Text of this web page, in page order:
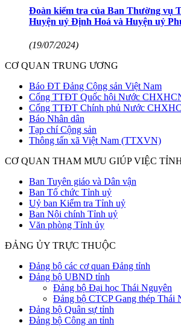
Đoàn kiểm tra của Ban Thường vụ
Huyện uỷ Định Hoá và Huyện uỷ
(19/07/2024)
CƠ QUAN TRUNG ƯƠNG
Báo ĐT Đảng Cộng sản Việt Nam
Cổng TTĐT Quốc hội Nước
Cổng TTĐT Chính phủ Nước
Báo Nhân dân
Tạp chí Cộng sản
Thông tấn xã Việt Nam (TTXVN)
CƠ QUAN THAM MƯU GIÚP VIỆC
Ban Tuyên giáo và Dân vận
Ban Tổ chức Tỉnh uỷ
Uỷ ban Kiểm tra Tỉnh uỷ
Ban Nội chính Tỉnh uỷ
Văn phòng Tỉnh ủy
ĐẢNG ỦY TRỰC THUỘC
Đảng bộ các cơ quan Đảng tỉnh
Đảng bộ UBND tỉnh
Đảng bộ Đại học Thái Nguyên
Đảng bộ CTCP Gang thép Thái
Đảng bộ Quân sự tỉnh
Đảng bộ Công an tỉnh